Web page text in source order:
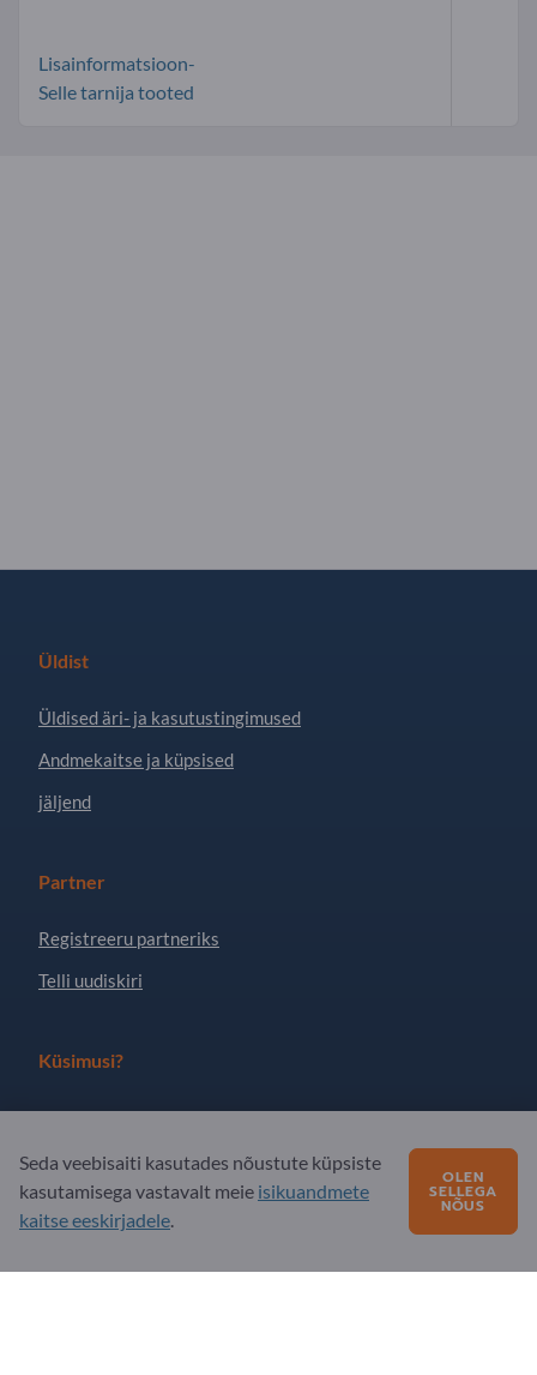
Lisainformatsioon-
Selle tarnija tooted
Üldist
Üldised äri- ja kasutustingimused
Andmekaitse ja küpsised
jäljend
Partner
Registreeru partneriks
Telli uudiskiri
Küsimusi?
KKK - korduma kippuvad küsimused
Meie teenuste pakkumine
Meie firmast
Seda veebisaiti kasutades nõustute küpsiste
kasutamisega vastavalt meie isikuandmete
kaitse eeskirjadele.
OLEN
SELLEGA
NÕUS